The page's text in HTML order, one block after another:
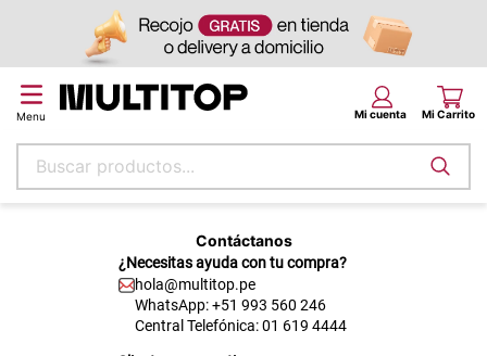
Buscar productos...
Contáctanos
¿Necesitas ayuda con tu compra?
hola@multitop.pe
WhatsApp: +51 993 560 246
Central Telefónica: 01 619 4444